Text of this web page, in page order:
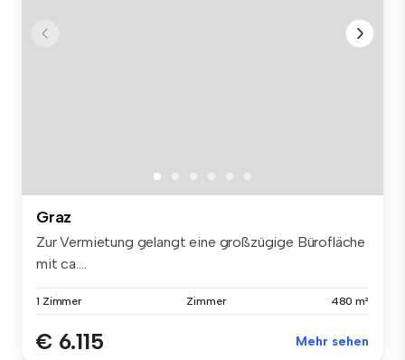
Graz
Zur Vermietung gelangt eine großzügige Bürofläche
mit ca....
1 Zimmer Zimmer 480 m²
€ 6.115 Mehr sehen